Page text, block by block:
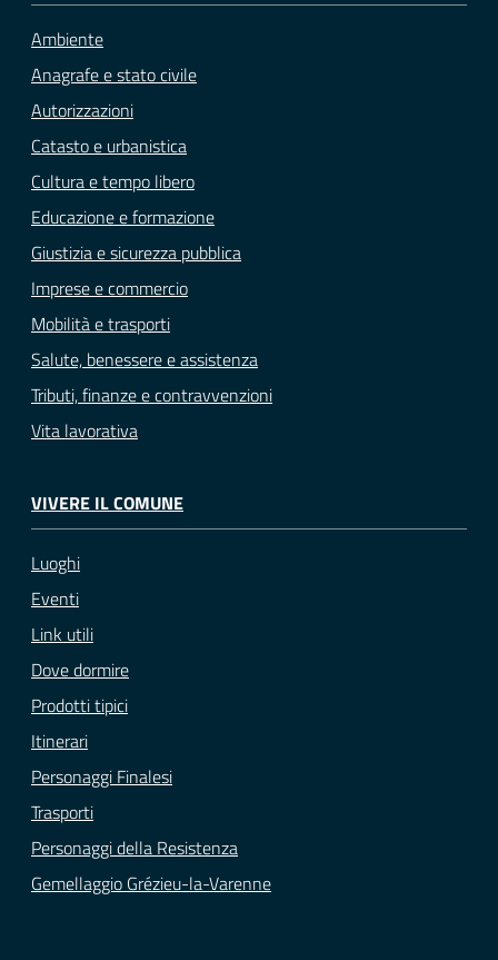
Ambiente
Anagrafe e stato civile
Autorizzazioni
Catasto e urbanistica
Cultura e tempo libero
Educazione e formazione
Giustizia e sicurezza pubblica
Imprese e commercio
Mobilità e trasporti
Salute, benessere e assistenza
Tributi, finanze e contravvenzioni
Vita lavorativa
VIVERE IL COMUNE
Luoghi
Eventi
Link utili
Dove dormire
Prodotti tipici
Itinerari
Personaggi Finalesi
Trasporti
Personaggi della Resistenza
Gemellaggio Grézieu-la-Varenne